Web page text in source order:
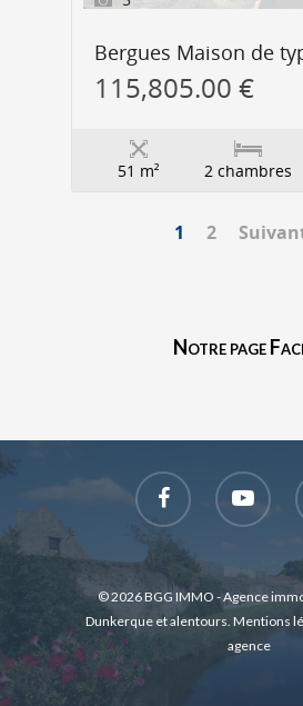
Bergues Maison de
115,805.00 €
51 m² 2 chambres
1 2
Notre page
© 2026 BGG IMMO - Agence
Dunkerque et alentours. Mentions
agence